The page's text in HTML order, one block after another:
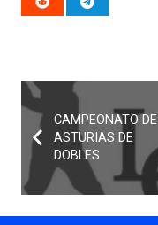
CAMPEONATO DE
ASTURIAS DE
DOBLES